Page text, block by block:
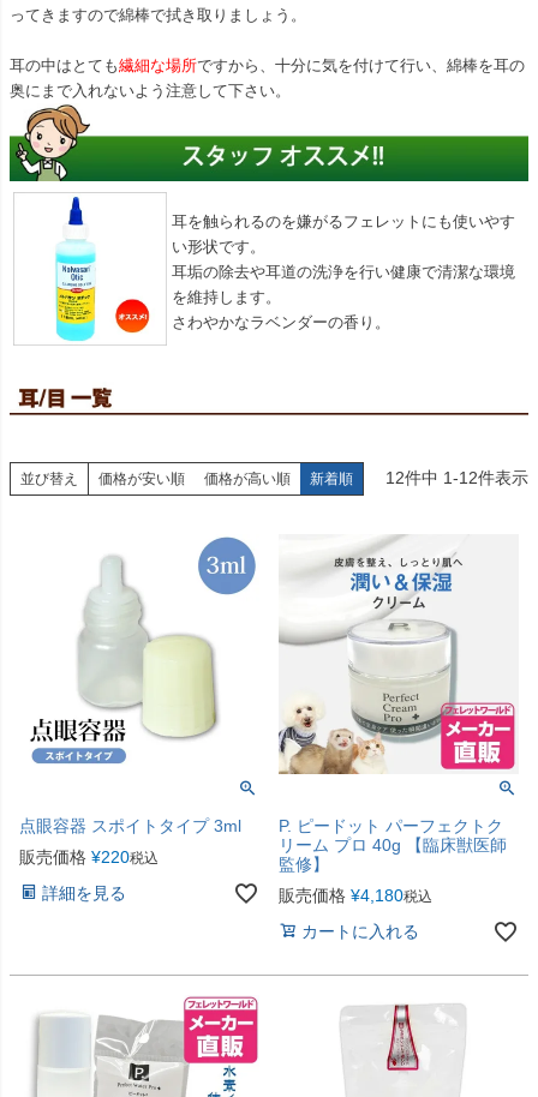
ってきますので綿棒で拭き取りましょう。
耳の中はとても繊細な場所ですから、十分に気を付けて行い、綿棒を耳の
奥にまで入れないよう注意して下さい。
耳を触られるのを嫌がるフェレットにも使いやす
い形状です。
耳垢の除去や耳道の洗浄を行い健康で清潔な環境
を維持します。
さわやかなラベンダーの香り。
並び替え 価格が安い順 価格が高い順 新着順 12件中 1-12件表示
点眼容器 スポイトタイプ 3ml
販売価格 ¥220税込
詳細を見る
P. ピードット パーフェクトク
リーム プロ 40g 【臨床獣医師
監修】
販売価格 ¥4,180税込
カートに入れる